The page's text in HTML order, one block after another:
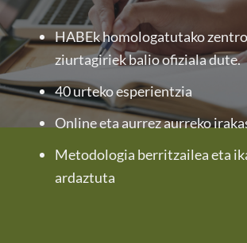
HABEk homologatutako
ziurtagiriek balio ofiziala dute.
40 urteko esperientzia
Online eta aurrez aurreko
Metodologia berritzailea eta
ardaztuta